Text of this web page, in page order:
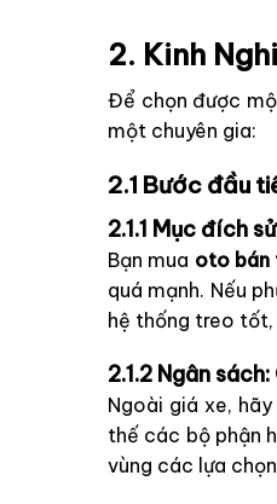
2. Kinh
Để chọn được
một chuyên gia:
2.1 Bước đầu
2.1.1 Mục đích
Bạn mua oto bán
quá mạnh. Nếu
hệ thống treo
2.1.2 Ngân
Ngoài giá xe,
thế các bộ phận
vùng các lựa